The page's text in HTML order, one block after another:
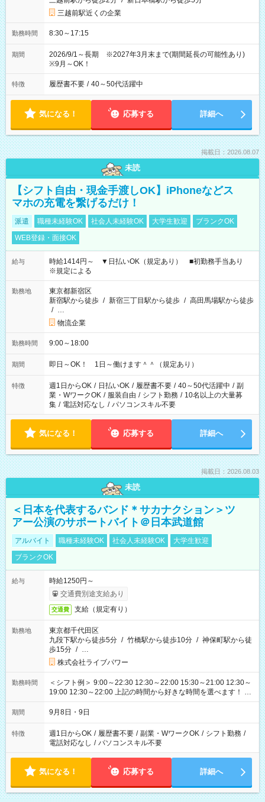
三越前駅近くの企業
勤務時間 8:30～17:15
期間
2026/9/1～長期 ※2027年3月末まで(期間延長の可能性あり)
※9月～OK！
特徴 履歴書不要 / 40～50代活躍中
気になる！ 応募する 詳細へ
掲載日：2026.08.07
未読
【シフト自由・現金手渡しOK】iPhoneなどス
マホの充電を繋げるだけ！
派遣 職種未経験OK 社会人未経験OK 大学生歓迎
ブランクOK
WEB登録・面接OK
給与
時給1414円～ ▼日払いOK（規定あり） ■初勤務手当あり
※規定による
勤務地
東京都新宿区
新宿駅から徒歩 / 新宿三丁目駅から徒歩 / 高田馬場駅から徒歩
/ …
物流企業
勤務時間 9:00～18:00
期間 即日～OK！ 1日～働けます＾＾（規定あり）
特徴 週1日からOK / 日払いOK / 履歴書不要 / 40～50代活躍中 / 副
業・WワークOK / 服装自由 / シフト勤務 / 10名以上の大量募
集 / 電話対応なし / パソコンスキル不要
気になる！ 応募する 詳細へ
掲載日：2026.08.03
未読
＜日本を代表するバンド＊サカナクション＞ツ
アー公演のサポートバイト＠日本武道館
アルバイト 職種未経験OK 社会人未経験OK
大学生歓迎
ブランクOK
給与
時給1250円～
交通費別途支給あり
交通費 支給（規定有り）
勤務地
東京都千代田区
九段下駅から徒歩5分 / 竹橋駅から徒歩10分 / 神保町駅から徒
歩15分 / …
株式会社ライブパワー
勤務時間
＜シフト例＞ 9:00～22:30 12:30～22:00 15:30～21:00 12:30～
19:00 12:30～22:00 上記の時間から好きな時間を選べます！ ※
時間は変更となる可能性があります
期間 9月8日・9日
特徴 週1日からOK / 履歴書不要 / 副業・WワークOK / シフト勤務 /
電話対応なし / パソコンスキル不要
気になる！ 応募する 詳細へ